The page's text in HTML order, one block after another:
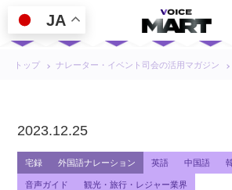
トップ ナレーター・イベント司会の活用マガジン
2023.12.25
宅録 外国語ナレーション 英語 中国語
音声ガイド 観光・旅行・レジャー業界
JA